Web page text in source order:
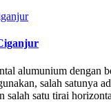
alumunium
salah satunya
salah satu tirai